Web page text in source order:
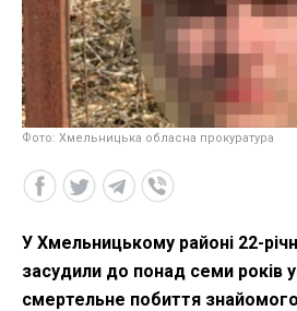
Фото: Хмельницька обласна прокуратура
У Хмельницькому районі 22-
засудили до понад семи років
смертельне побиття знайомого